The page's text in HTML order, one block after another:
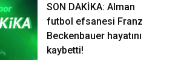
SON DAKİKA: Alman
futbol efsanesi Franz
Beckenbauer hayatını
kaybetti!